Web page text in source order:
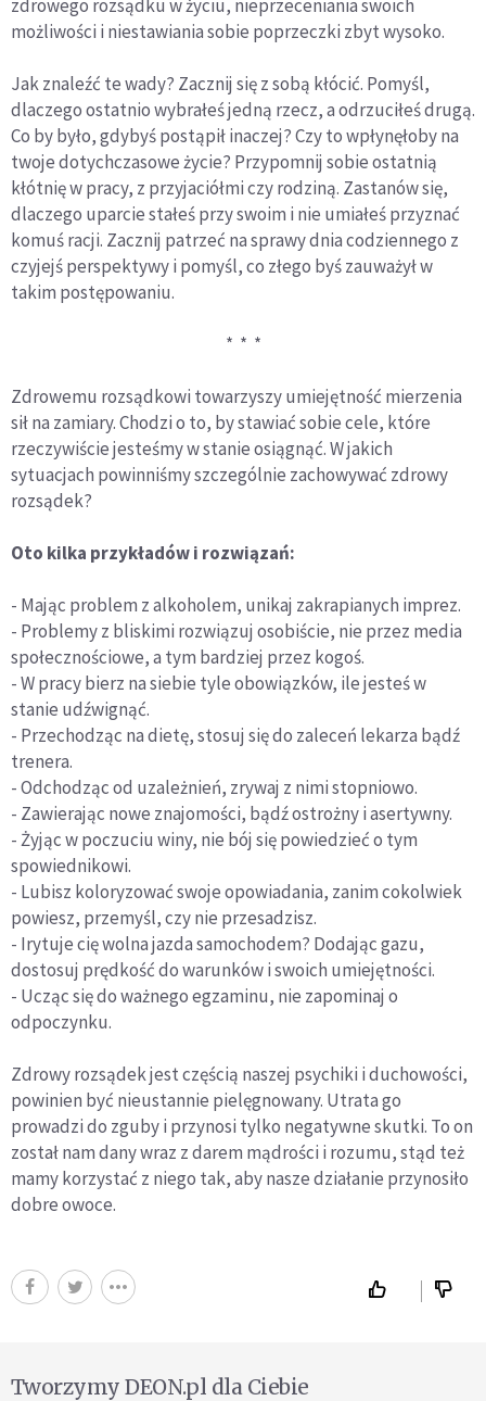
zdrowego rozsądku w życiu, nieprzeceniania swoich
możliwości i niestawiania sobie poprzeczki zbyt wysoko.
Jak znaleźć te wady? Zacznij się z sobą kłócić. Pomyśl,
dlaczego ostatnio wybrałeś jedną rzecz, a odrzuciłeś drugą.
Co by było, gdybyś postąpił inaczej? Czy to wpłynęłoby na
twoje dotychczasowe życie? Przypomnij sobie ostatnią
kłótnię w pracy, z przyjaciółmi czy rodziną. Zastanów się,
dlaczego uparcie stałeś przy swoim i nie umiałeś przyznać
komuś racji. Zacznij patrzeć na sprawy dnia codziennego z
czyjejś perspektywy i pomyśl, co złego byś zauważył w
takim postępowaniu.
* * *
Zdrowemu rozsądkowi towarzyszy umiejętność mierzenia
sił na zamiary. Chodzi o to, by stawiać sobie cele, które
rzeczywiście jesteśmy w stanie osiągnąć. W jakich
sytuacjach powinniśmy szczególnie zachowywać zdrowy
rozsądek?
Oto kilka przykładów i rozwiązań:
- Mając problem z alkoholem, unikaj zakrapianych imprez.
- Problemy z bliskimi rozwiązuj osobiście, nie przez media
społecznościowe, a tym bardziej przez kogoś.
- W pracy bierz na siebie tyle obowiązków, ile jesteś w
stanie udźwignąć.
- Przechodząc na dietę, stosuj się do zaleceń lekarza bądź
trenera.
- Odchodząc od uzależnień, zrywaj z nimi stopniowo.
- Zawierając nowe znajomości, bądź ostrożny i asertywny.
- Żyjąc w poczuciu winy, nie bój się powiedzieć o tym
spowiednikowi.
- Lubisz koloryzować swoje opowiadania, zanim cokolwiek
powiesz, przemyśl, czy nie przesadzisz.
- Irytuje cię wolna jazda samochodem? Dodając gazu,
dostosuj prędkość do warunków i swoich umiejętności.
- Ucząc się do ważnego egzaminu, nie zapominaj o
odpoczynku.
Zdrowy rozsądek jest częścią naszej psychiki i duchowości,
powinien być nieustannie pielęgnowany. Utrata go
prowadzi do zguby i przynosi tylko negatywne skutki. To on
został nam dany wraz z darem mądrości i rozumu, stąd też
mamy korzystać z niego tak, aby nasze działanie przynosiło
dobre owoce.
Tworzymy DEON.pl dla Ciebie